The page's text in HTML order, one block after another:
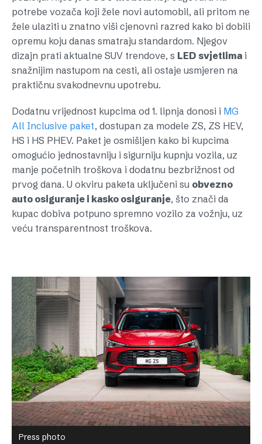
potrebe vozača koji žele novi automobil, ali pritom ne
žele ulaziti u znatno viši cjenovni razred kako bi dobili
opremu koju danas smatraju standardom. Njegov
dizajn prati aktualne SUV trendove, s LED svjetlima i
snažnijim nastupom na cesti, ali ostaje usmjeren na
praktičnu svakodnevnu upotrebu.
Dodatnu vrijednost kupcima od 1. lipnja donosi i MG
All Inclusive paket, dostupan za modele ZS, ZS HEV,
HS i HS PHEV. Paket je osmišljen kako bi kupcima
omogućio jednostavniju i sigurniju kupnju vozila, uz
manje početnih troškova i dodatnu bezbrižnost od
prvog dana. U okviru paketa uključeni su obvezno
auto osiguranje i kasko osiguranje, što znači da
kupac dobiva potpuno spremno vozilo za vožnju, uz
veću transparentnost troškova.
Press photo